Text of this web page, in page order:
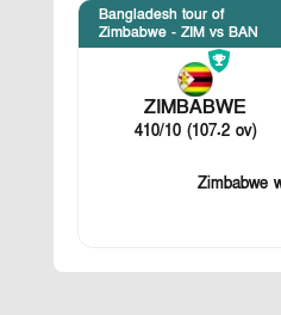
Bangladesh tour of
Zimbabwe - ZIM vs BAN
ZIMBABWE
410/10 (107.2 ov)
Zimbabwe